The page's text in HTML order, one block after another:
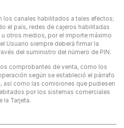
los canales habilitados a tales efectos;
el país, redes de cajeros habilitadas
otros medios, por el importe máximo
Usuario siempre deberá firmar la
del suministro del número de PIN.
comprobantes de venta, como los
según se estableció el párrafo
así como las comisiones que pudiesen
por los sistemas comerciales
la Tarjeta.